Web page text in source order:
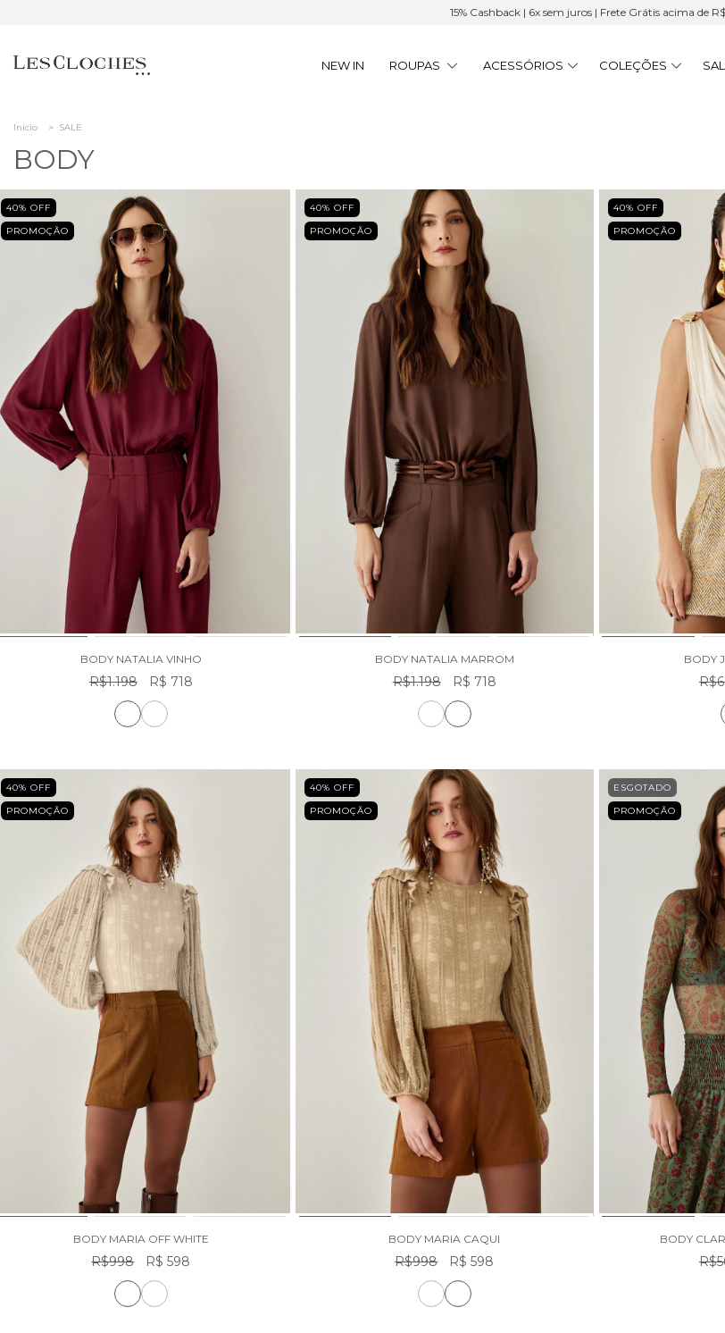
15% Cashback | 6x sem juros | Frete Grátis acima de
NEW IN ROUPAS ACESSÓRIOS COLEÇÕES
Início > SALE
BODY
40% OFF
PROMOÇÃO
BODY NATALIA VINHO
R$1.198 R$ 718
40% OFF
PROMOÇÃO
BODY NATALIA MARROM
R$1.198 R$ 718
40% OFF
PROMOÇÃO
BODY
40% OFF
PROMOÇÃO
BODY MARIA OFF WHITE
R$998 R$ 598
40% OFF
PROMOÇÃO
BODY MARIA CAQUI
R$998 R$ 598
ESGOTADO
PROMOÇÃO
BODY